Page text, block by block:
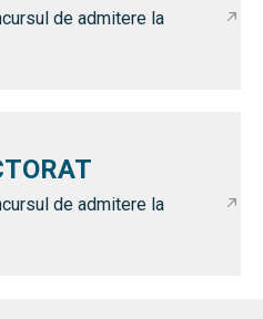
de admitere la
de admitere la